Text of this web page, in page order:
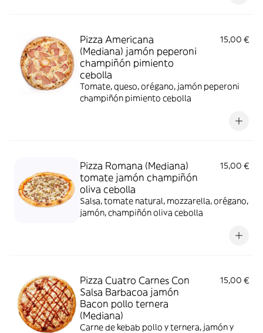
Pizza Americana
(Mediana) jamón peperoni
champiñón pimiento
cebolla
15,00 €
Tomate, queso, orégano, jamón peperoni
champiñón pimiento cebolla
Pizza Romana (Mediana)
tomate jamón champiñón
oliva cebolla
15,00 €
Salsa, tomate natural, mozzarella, orégano,
jamón, champiñón oliva cebolla
Pizza Cuatro Carnes Con
Salsa Barbacoa jamón
Bacon pollo ternera
(Mediana)
15,00 €
Carne de kebab pollo y ternera, jamón y